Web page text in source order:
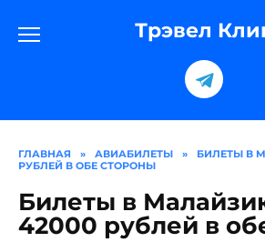
содержанию
Трэвел
ГЛАВНАЯ » АВИАБИЛЕТЫ »
БИЛЕТЫ В
РУБЛЕЙ В ОБЕ СТОРОНЫ
Билеты в
42000 рублей в